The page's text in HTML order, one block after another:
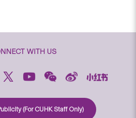
WITH US
(For CUHK Staff Only)